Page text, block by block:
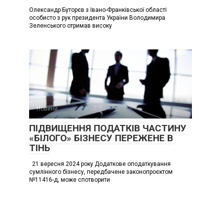
Олександр Буторєв з Івано-Франківської області
особисто з рук президента України Володимира
Зеленського отримав високу
Новини
ПІДВИЩЕННЯ ПОДАТКІВ ЧАСТИНУ
«БІЛОГО» БІЗНЕСУ ПЕРЕЖЕНЕ В
ТІНЬ
21 вересня 2024 року Додаткове оподаткування
сумлінного бізнесу, передбачене законопроєктом
№11416-д, може спотворити